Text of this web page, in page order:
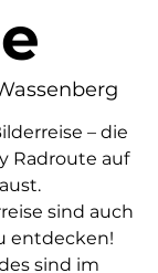
– die
Radroute auf
sind auch
entdecken!
sind im